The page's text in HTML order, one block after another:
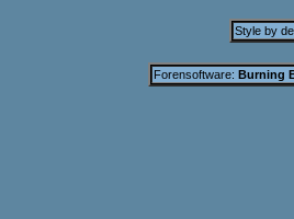
Style by
Forensoftware: Burning